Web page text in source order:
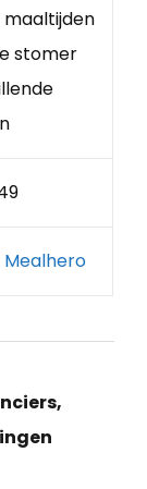
stomer